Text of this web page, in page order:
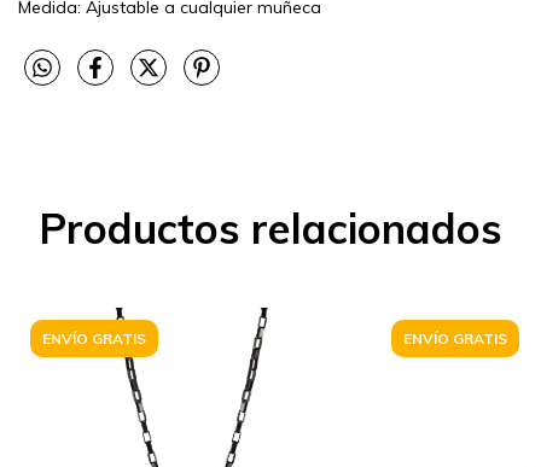
Medida: Ajustable a cualquier muñeca
Productos relacionados
ENVÍO GRATIS ENVÍO GRATIS